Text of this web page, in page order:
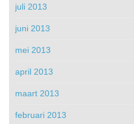
juli 2013
juni 2013
mei 2013
april 2013
maart 2013
februari 2013